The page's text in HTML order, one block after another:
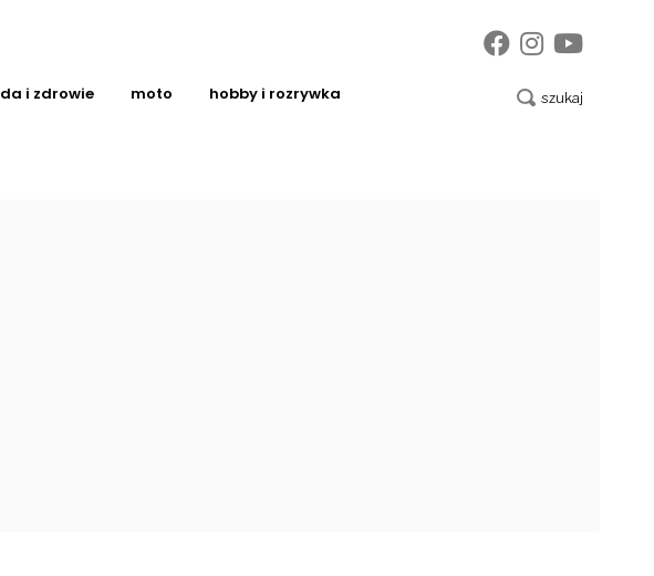
i zdrowie moto hobby i rozrywka